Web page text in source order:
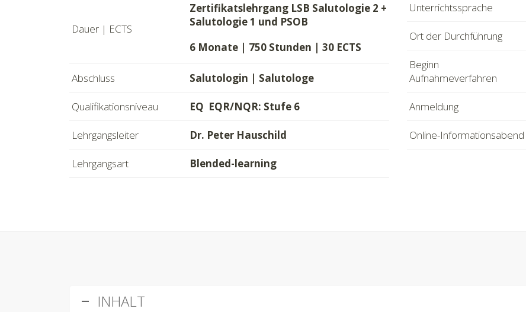
Dauer | ECTS
Zertifikatslehrgang LSB Salutologie 2 +
Salutologie 1 und PSOB
6 Monate | 750 Stunden | 30 ECTS
Abschluss Salutologin | Salutologe
Qualifikationsniveau EQ EQR/NQR: Stufe 6
Lehrgangsleiter Dr. Peter Hauschild
Lehrgangsart Blended-learning
Unterrichtssprache
Ort der Durchführung
Beginn
Aufnahmeverfahren
Anmeldung
Online-Informationsabend
INHALT